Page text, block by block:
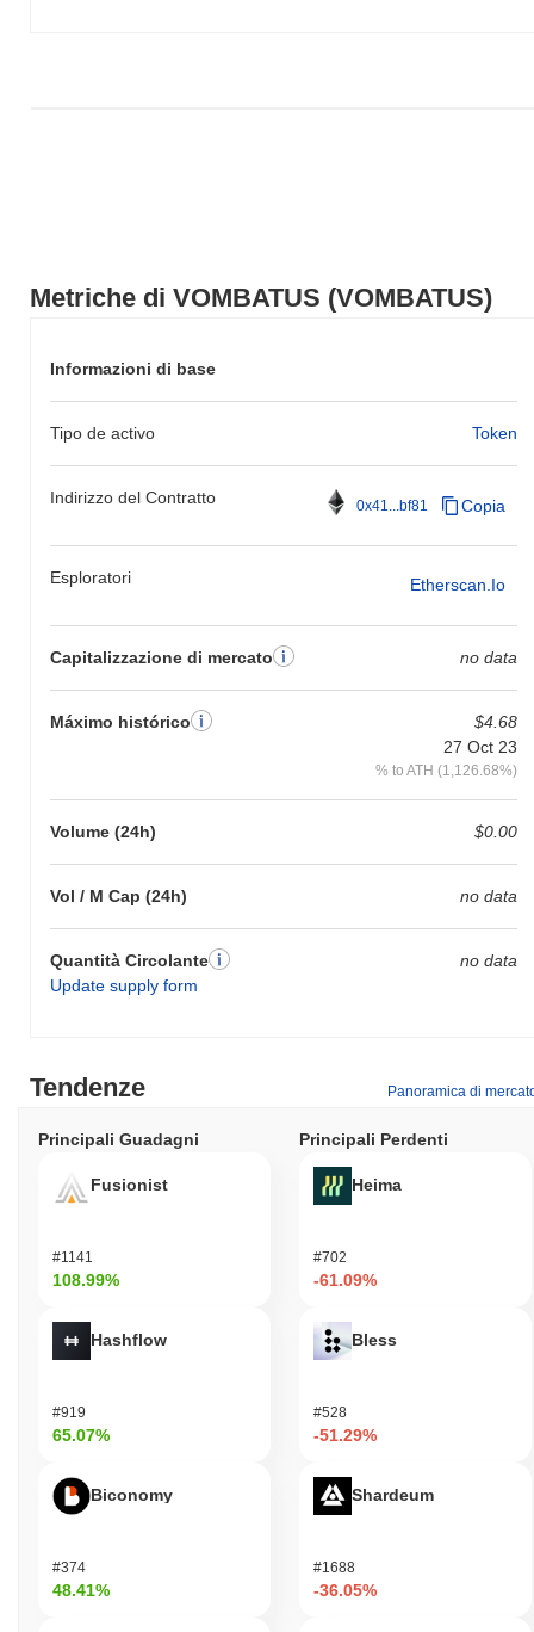
Metriche di VOMBATUS (VOMBATUS)
Informazioni di base
Tipo de activo Token
Indirizzo del Contratto 0x41...bf81 Copia
Esploratori Etherscan.io
Capitalizzazione di mercato no data
Máximo histórico
$4.68
27 Oct 23
% to ATH (1,126.68%)
Volume (24h) $0.00
Vol / M Cap (24h) no data
Quantità Circolante
Update supply form
no data
Tendenze Panoramica di
Principali Guadagni
Fusionist
#1141
108.99%
Hashflow
#919
65.07%
Biconomy
#374
48.41%
Principali Perdenti
Heima
#702
-61.09%
Bless
#528
-51.29%
Shardeum
#1688
-36.05%